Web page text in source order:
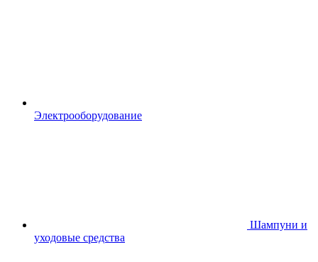
Электрооборудование
Шампуни и
уходовые средства